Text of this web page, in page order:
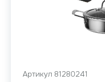
Артикул 81280241